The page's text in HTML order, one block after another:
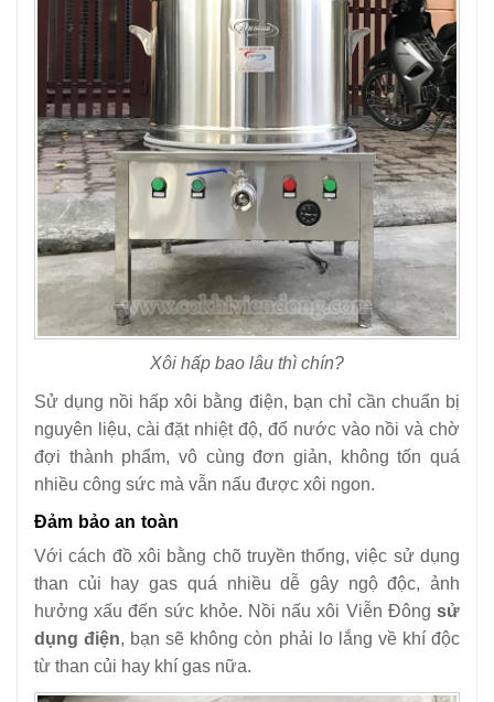
Xôi hấp bao lâu thì chín?
Sử dụng nồi hấp xôi bằng điện, bạn chỉ cần chuẩn bị
nguyên liệu, cài đặt nhiệt độ, đổ nước vào nồi và chờ
đợi thành phẩm, vô cùng đơn giản, không tốn quá
nhiều công sức mà vẫn nấu được xôi ngon.
Đảm bảo an toàn
Với cách đồ xôi bằng chõ truyền thống, việc sử dụng
than củi hay gas quá nhiều dễ gây ngộ độc, ảnh
hưởng xấu đến sức khỏe. Nồi nấu xôi Viễn Đông sử
dụng điện, bạn sẽ không còn phải lo lắng về khí độc
từ than củi hay khí gas nữa.